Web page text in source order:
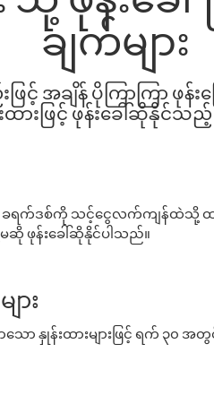
ချက်များ
င့် အချိန် ပိုကြာကြာ ဖု
ားဖြင့် ဖုန်းခေါ်ဆိုနိုင်သ
ရက်ဒစ်ကို သင့်ငွေလက်ကျန်ထဲသို့
ဆို ဖုန်းခေါ်ဆိုနိုင်ပါသည်။
ား
ာ နှုန်းထားများဖြင့် ရက် ၃၀